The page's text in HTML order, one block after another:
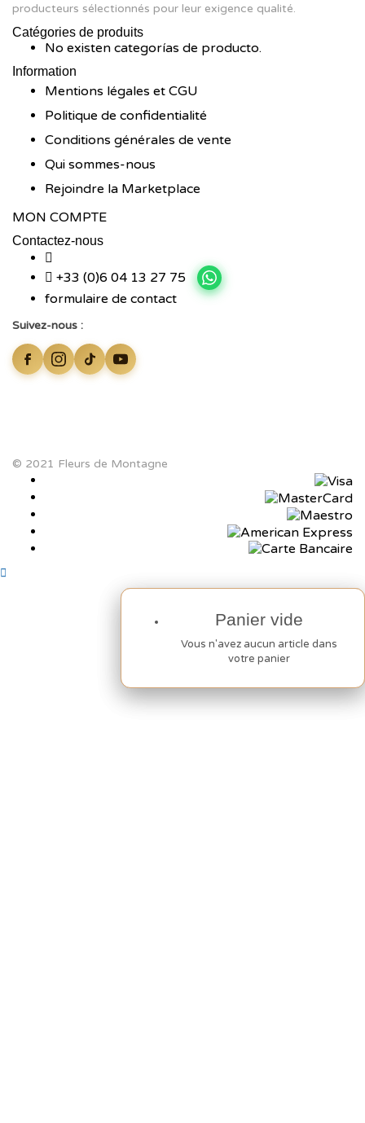
Panier vide
Vous n'avez aucun article dans
votre panier
Panier vide
Vous n'avez aucun article dans
votre panier
producteurs sélectionnés pour leur exigence qualité.
Catégories de produits
No existen categorías de producto.
Information
Mentions légales et CGU
Politique de confidentialité
Conditions générales de vente
Qui sommes-nous
Rejoindre la Marketplace
MON COMPTE
Contactez-nous
+33 (0)6 04 13 27 75
formulaire de contact
Suivez-nous :
© 2021 Fleurs de Montagne